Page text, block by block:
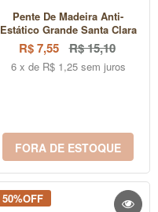
Pente De Madeira Anti-
Estático Grande Santa Clara
R$ 7,55 R$ 15,10
6 x de R$ 1,25 sem juros
FORA DE ESTOQUE
50%OFF